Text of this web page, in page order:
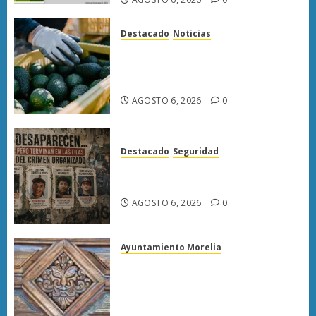
Destacado Noticias
AGOSTO 6, 2026 0
Destacado Seguridad
AGOSTO 6, 2026 0
Ayuntamiento Morelia